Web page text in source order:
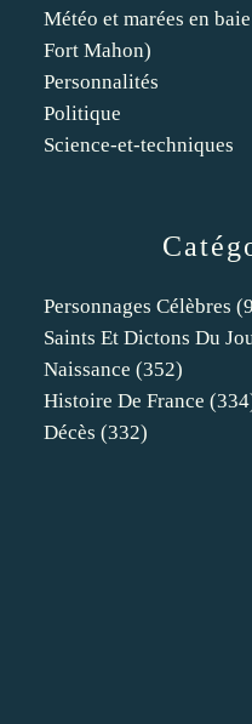
Personnages Célèbres
Saints Et Dictons Du
Naissance (352)
Histoire De France
Décès (332)
Météo et marées en
Fort Mahon)
Personnalités
Politique
Science-et-techniques